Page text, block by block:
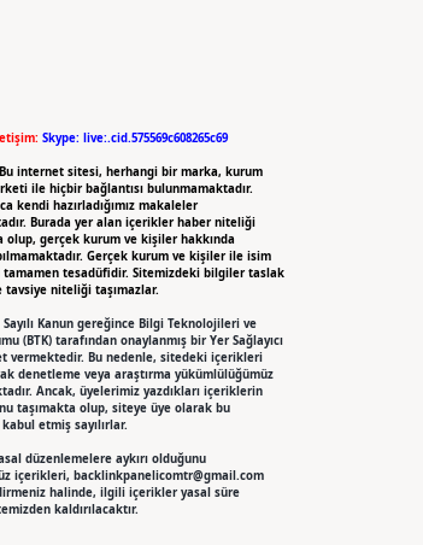
Skype: live:.cid.575569c608265c69
Bu internet sitesi, herhangi bir marka, kurum
ile hiçbir bağlantısı bulunmamaktadır.
kendi hazırladığımız makaleler
Burada yer alan içerikler haber niteliği
olup, gerçek kurum ve kişiler hakkında
Gerçek kurum ve kişiler ile isim
tamamen tesadüfidir. Sitemizdeki bilgiler taslak
tavsiye niteliği taşımazlar.
Sayılı Kanun gereğince Bilgi Teknolojileri ve
(BTK) tarafından onaylanmış bir Yer Sağlayıcı
vermektedir. Bu nedenle, sitedeki içerikleri
denetleme veya araştırma yükümlülüğümüz
Ancak, üyelerimiz yazdıkları içeriklerin
taşımakta olup, siteye üye olarak bu
etmiş sayılırlar.
düzenlemelere aykırı olduğunu
içerikleri, backlinkpanelicomtr@gmail.com
halinde, ilgili içerikler yasal süre
kaldırılacaktır.